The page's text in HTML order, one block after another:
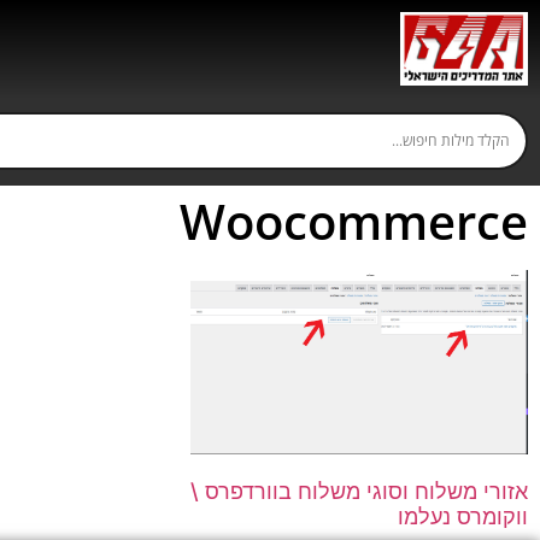
Woocommerce
אזורי משלוח וסוגי משלוח בוורדפרס \
ווקומרס נעלמו